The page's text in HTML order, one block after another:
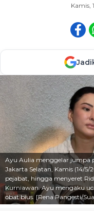
Kamis,
Ayu Aulia menggelar jumpa
Jakarta Selatan, Kamis (14/
pejabat, hingga menyeret
Kurniawan. Ayu mengaku
obat bius. [Rena Pangesti/